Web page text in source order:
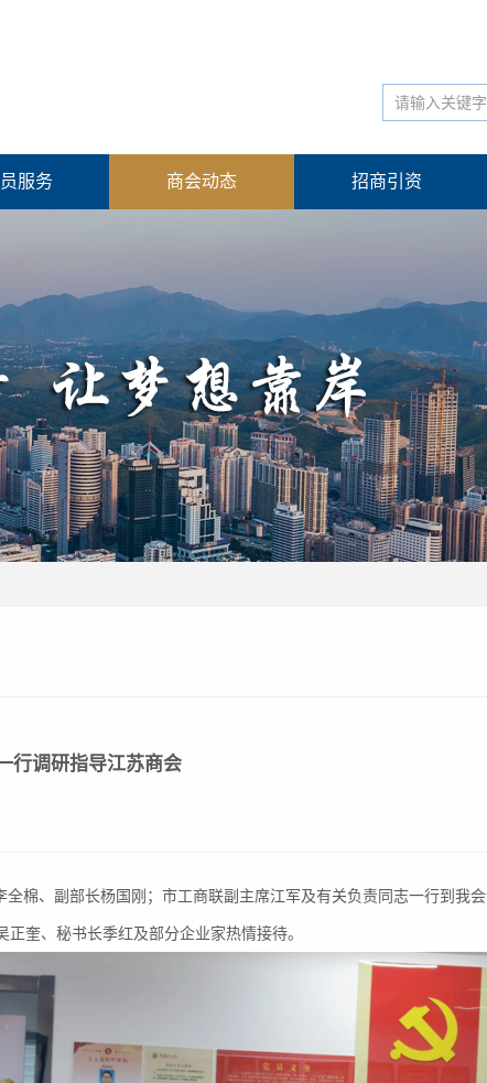
服务 商会动态 招商引资
行调研指导江苏商会
棉、副部长杨国刚；市工商联副主席江军及有关负责同志一行到我
奎、秘书长季红及部分企业家热情接待。